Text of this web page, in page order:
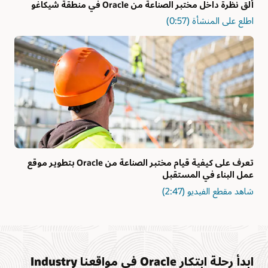
ألق نظرة داخل مختبر الصناعة من Oracle في منطقة شيكاغو
اطلع على المنشأة (0:57)
تعرف على كيفية قيام مختبر الصناعة من Oracle بتطوير موقع
عمل البناء في المستقبل
شاهد مقطع الفيديو (2:47)
ابدأ رحلة ابتكار Oracle في مواقعنا Industry